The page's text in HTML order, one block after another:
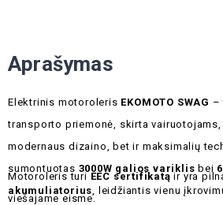
Aprašymas
Elektrinis motoroleris EKOMOTO SWAG –
transporto priemonė, skirta
modernaus dizaino, bet ir maksimalių
sumontuotas 3000W galios variklis bei
akumuliatorius , leidžiantis vienu
Motoroleris turi EEC sertifikatą ir yra
viešajame eisme.